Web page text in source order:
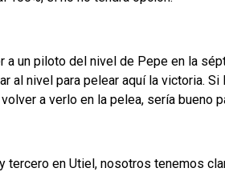
a un piloto del nivel de Pepe en la
al nivel para pelear aquí la victoria.
a verlo en la pelea, sería bueno
tercero en Utiel, nosotros tenemos